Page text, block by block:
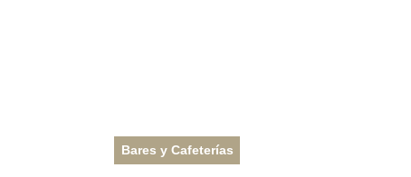
Bares y Cafeterías